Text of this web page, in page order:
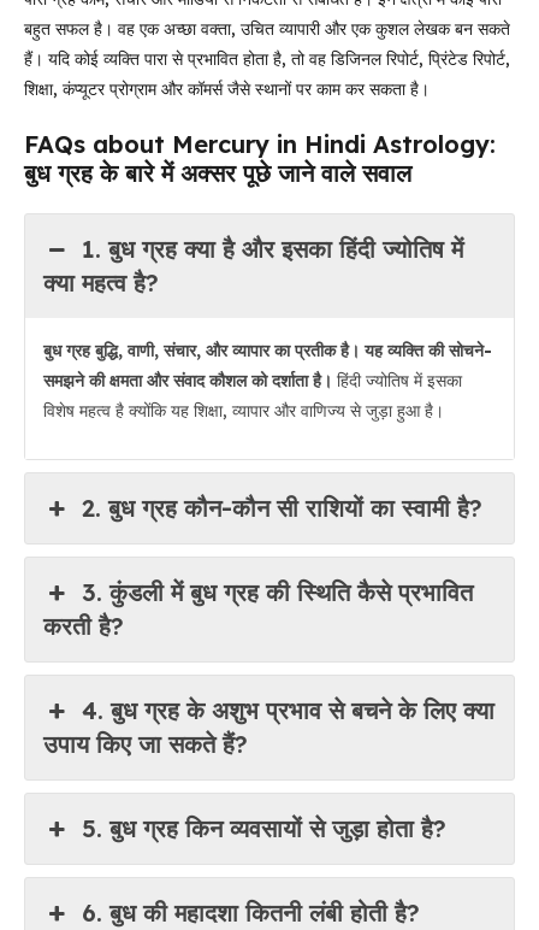
बहुत सफल है। वह एक अच्छा वक्ता, उचित व्यापारी और एक कुशल लेखक बन सकते
हैं। यदि कोई व्यक्ति पारा से प्रभावित होता है, तो वह डिजिनल रिपोर्ट, प्रिंटेड रिपोर्ट,
शिक्षा, कंप्यूटर प्रोग्राम और कॉमर्स जैसे स्थानों पर काम कर सकता है।
FAQs about Mercury in Hindi Astrology:
बुध ग्रह के बारे में अक्सर पूछे जाने वाले सवाल
1. बुध ग्रह क्या है और इसका हिंदी ज्योतिष में
क्या महत्व है?
बुध ग्रह बुद्धि, वाणी, संचार, और व्यापार का प्रतीक है। यह व्यक्ति की सोचने-
समझने की क्षमता और संवाद कौशल को दर्शाता है। हिंदी ज्योतिष में इसका
विशेष महत्व है क्योंकि यह शिक्षा, व्यापार और वाणिज्य से जुड़ा हुआ है।
2. बुध ग्रह कौन-कौन सी राशियों का स्वामी है?
3. कुंडली में बुध ग्रह की स्थिति कैसे प्रभावित
करती है?
4. बुध ग्रह के अशुभ प्रभाव से बचने के लिए क्या
उपाय किए जा सकते हैं?
5. बुध ग्रह किन व्यवसायों से जुड़ा होता है?
6. बुध की महादशा कितनी लंबी होती है?